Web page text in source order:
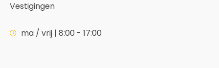
Vestigingen
ma / vrij | 8:00 - 17:00